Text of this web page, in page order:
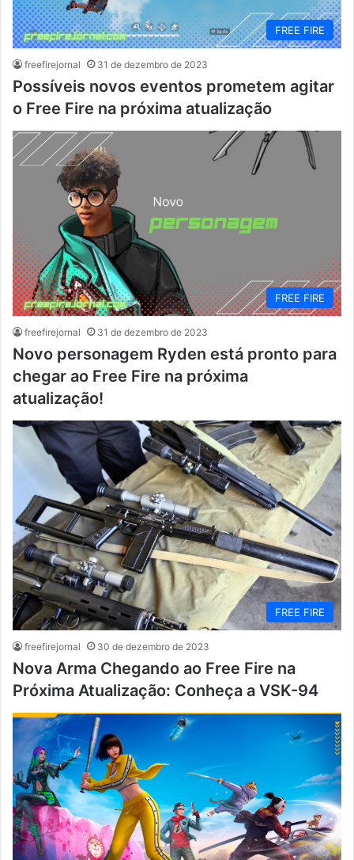
FREE FIRE
freefirejornal 31 de dezembro de 2023
Possíveis novos eventos prometem agitar
o Free Fire na próxima atualização
FREE FIRE
freefirejornal 31 de dezembro de 2023
Novo personagem Ryden está pronto para
chegar ao Free Fire na próxima
atualização!
FREE FIRE
freefirejornal 30 de dezembro de 2023
Nova Arma Chegando ao Free Fire na
Próxima Atualização: Conheça a VSK-94